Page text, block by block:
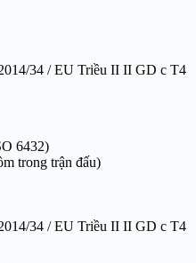
34 / EU Triều II II GD c T4
6432)
trong trận đấu)
34 / EU Triều II II GD c T4